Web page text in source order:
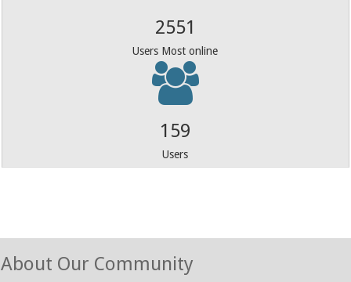
2551
Users Most online
159
Users
About Our Community